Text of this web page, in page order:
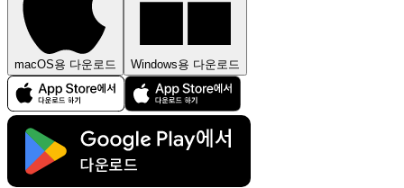
macOS용 다운로드 Windows용 다운로드